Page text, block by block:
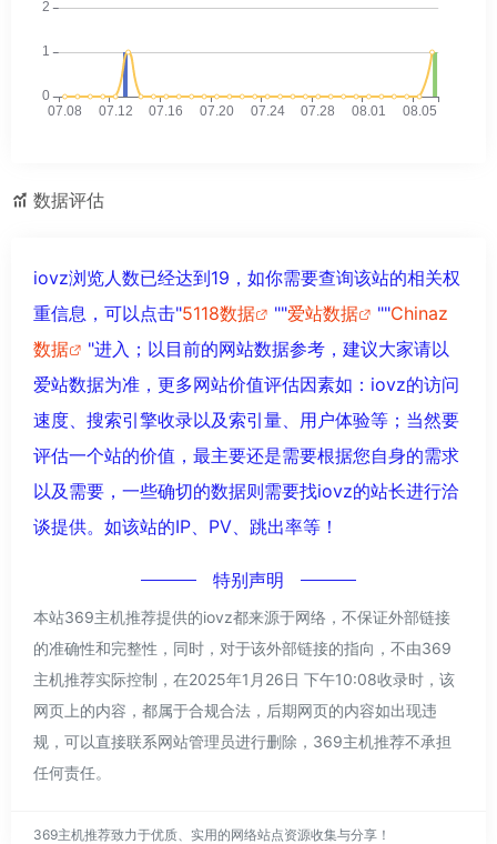
数据评估
iovz浏览人数已经达到19，如你需要查询该站的相关权
重信息，可以点击"5118数据 ""爱站数据 ""Chinaz
数据
"进入；以目前的网站数据参考，建议大家请以
爱站数据为准，更多网站价值评估因素如：iovz的访问
速度、搜索引擎收录以及索引量、用户体验等；当然要
评估一个站的价值，最主要还是需要根据您自身的需求
以及需要，一些确切的数据则需要找iovz的站长进行洽
谈提供。如该站的IP、PV、跳出率等！
特别声明
本站369主机推荐提供的iovz都来源于网络，不保证外部链接
的准确性和完整性，同时，对于该外部链接的指向，不由369
主机推荐实际控制，在2025年1月26日 下午10:08收录时，该
网页上的内容，都属于合规合法，后期网页的内容如出现违
规，可以直接联系网站管理员进行删除，369主机推荐不承担
任何责任。
369主机推荐致力于优质、实用的网络站点资源收集与分享！